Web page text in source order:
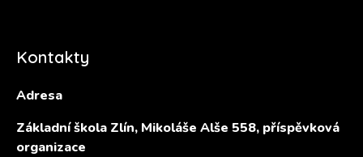
Kontakty
Adresa
Základní škola Zlín, Mikoláše Alše 558, příspěvková
organizace